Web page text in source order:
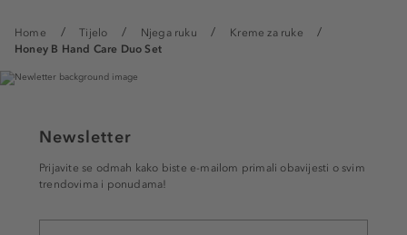
Home Tijelo Njega ruku
Kreme za ruke
Honey B Hand Care Duo Set
Newsletter
Prijavite se odmah kako biste e-mailom primali obavijesti o svim
trendovima i ponudama!